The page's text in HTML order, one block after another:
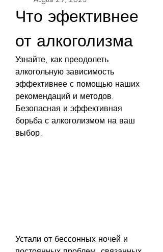
Что эфективнее
от алкоголизма
Узнайте, как преодолеть
алкогольную зависимость
эффективнее с помощью наших
рекомендаций и методов.
Безопасная и эффективная
борьба с алкоголизмом на ваш
выбор.
Устали от бессонных ночей и